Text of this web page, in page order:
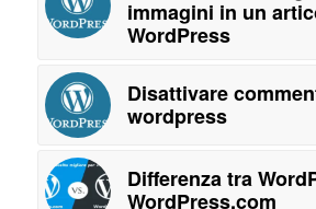
immagini in un
WordPress
Disattivare
wordpress
Differenza tra
WordPress.com